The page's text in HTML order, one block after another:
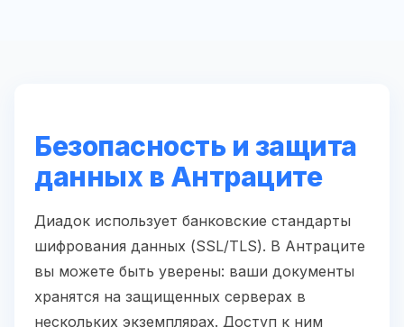
Безопасность и защита
данных в Антраците
Диадок использует банковские стандарты
шифрования данных (SSL/TLS). В Антраците
вы можете быть уверены: ваши документы
хранятся на защищенных серверах в
нескольких экземплярах. Доступ к ним